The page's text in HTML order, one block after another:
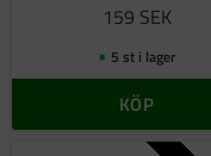
159 SEK
5 st i lager
KÖP